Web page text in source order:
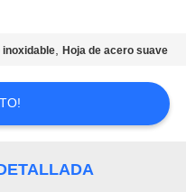
inoxidable,Hoja de acero suave